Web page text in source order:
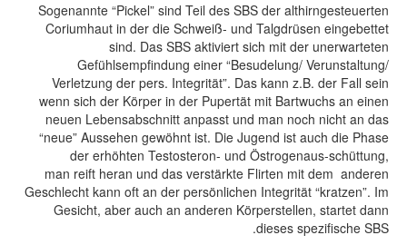
Sogenannte “Pickel” sind Teil des SBS der althirngesteuerten
Coriumhaut in der die Schweiß- und Talgdrüsen eingebettet
sind. Das SBS aktiviert sich mit der unerwarteten
Gefühlsempfindung einer “Besudelung/ Verunstaltung/
Verletzung der pers. Integrität”. Das kann z.B. der Fall sein
wenn sich der Körper in der Pupertät mit Bartwuchs an einen
neuen Lebensabschnitt anpasst und man noch nicht an das
“neue” Aussehen gewöhnt ist. Die Jugend ist auch die Phase
der erhöhten Testosteron- und Östrogenaus-schüttung,
man reift heran und das verstärkte Flirten mit dem anderen
Geschlecht kann oft an der persönlichen Integrität “kratzen”. Im
Gesicht, aber auch an anderen Körperstellen, startet dann
dieses spezifische SBS.